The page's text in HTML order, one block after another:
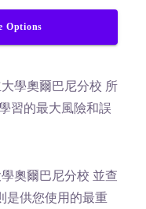
Options
學奧爾巴尼分校 所
習的最大風險和誤
奧爾巴尼分校 並查
是供您使用的最重